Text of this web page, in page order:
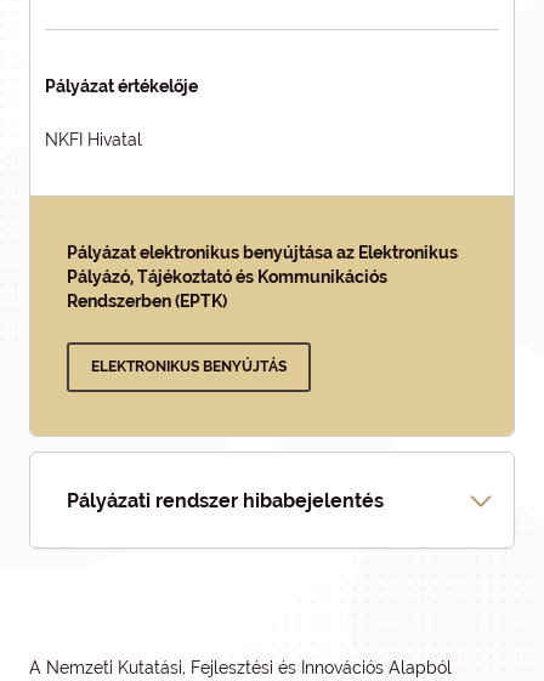
Pályázat értékelője
NKFI Hivatal
Pályázat elektronikus benyújtása az Elektronikus
Pályázó, Tájékoztató és Kommunikációs
Rendszerben (EPTK)
ELEKTRONIKUS BENYÚJTÁS
Pályázati rendszer hibabejelentés
A Nemzeti Kutatási, Fejlesztési és Innovációs Alapból